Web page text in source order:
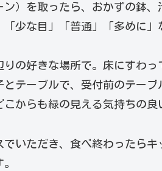
）を取ったら、おかずの鉢
少な目」「普通」「多めに」
りの好きな場所で。床にすわ
とテーブルで、受付前のテー
からも緑の見える気持ちの良
でいただき、食べ終わったら